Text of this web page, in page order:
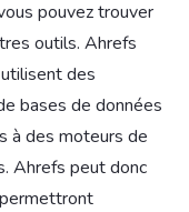
pouvez trouver
outils. Ahrefs
des
bases de données
à des moteurs de
Ahrefs peut donc